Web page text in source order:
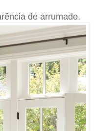
de arrumado.